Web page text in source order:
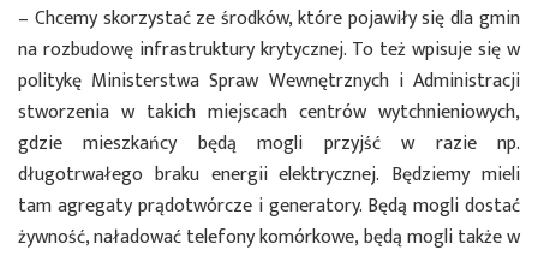
– Chcemy skorzystać ze środków, które pojawiły się dla gmin
na rozbudowę infrastruktury krytycznej. To też wpisuje się w
politykę Ministerstwa Spraw Wewnętrznych i Administracji
stworzenia w takich miejscach centrów wytchnieniowych,
gdzie mieszkańcy będą mogli przyjść w razie np.
długotrwałego braku energii elektrycznej. Będziemy mieli
tam agregaty prądotwórcze i generatory. Będą mogli dostać
żywność, naładować telefony komórkowe, będą mogli także w